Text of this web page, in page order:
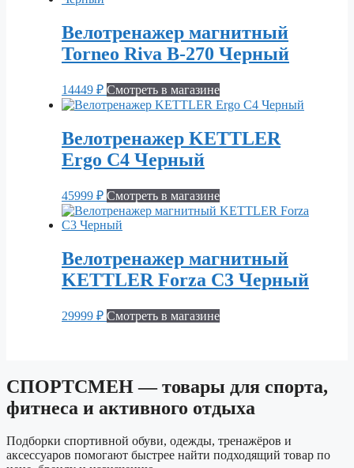
Велотренажер магнитный
Torneo Riva B-270 Черный
14449 ₽ Смотреть в магазине
Велотренажер KETTLER
Ergo C4 Черный
45999 ₽ Смотреть в магазине
Велотренажер магнитный
KETTLER Forza C3 Черный
29999 ₽ Смотреть в магазине
СПОРТСМЕН — товары для спорта,
фитнеса и активного отдыха
Подборки спортивной обуви, одежды, тренажёров и
аксессуаров помогают быстрее найти подходящий товар по